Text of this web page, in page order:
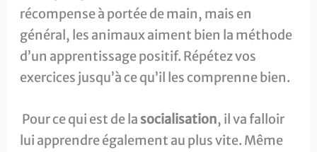
récompense à portée de main, mais en
général, les animaux aiment bien la méthode
d’un apprentissage positif. Répétez vos
exercices jusqu’à ce qu’il les comprenne bien.
Pour ce qui est de la socialisation, il va falloir
lui apprendre également au plus vite. Même